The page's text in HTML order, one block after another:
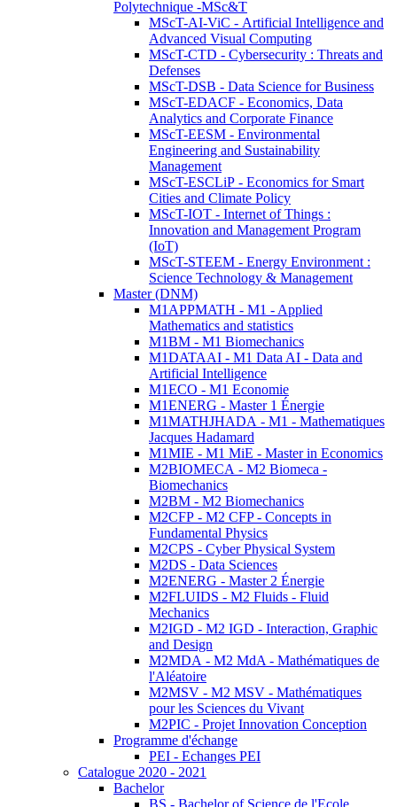
Polytechnique -MSc&T
MScT-AI-ViC - Artificial Intelligence and
Advanced Visual Computing
MScT-CTD - Cybersecurity : Threats and
Defenses
MScT-DSB - Data Science for Business
MScT-EDACF - Economics, Data
Analytics and Corporate Finance
MScT-EESM - Environmental
Engineering and Sustainability
Management
MScT-ESCLiP - Economics for Smart
Cities and Climate Policy
MScT-IOT - Internet of Things :
Innovation and Management Program
(IoT)
MScT-STEEM - Energy Environment :
Science Technology & Management
Master (DNM)
M1APPMATH - M1 - Applied
Mathematics and statistics
M1BM - M1 Biomechanics
M1DATAAI - M1 Data AI - Data and
Artificial Intelligence
M1ECO - M1 Economie
M1ENERG - Master 1 Énergie
M1MATHJHADA - M1 - Mathematiques
Jacques Hadamard
M1MIE - M1 MiE - Master in Economics
M2BIOMECA - M2 Biomeca -
Biomechanics
M2BM - M2 Biomechanics
M2CFP - M2 CFP - Concepts in
Fundamental Physics
M2CPS - Cyber Physical System
M2DS - Data Sciences
M2ENERG - Master 2 Énergie
M2FLUIDS - M2 Fluids - Fluid
Mechanics
M2IGD - M2 IGD - Interaction, Graphic
and Design
M2MDA - M2 MdA - Mathématiques de
l'Aléatoire
M2MSV - M2 MSV - Mathématiques
pour les Sciences du Vivant
M2PIC - Projet Innovation Conception
Programme d'échange
PEI - Echanges PEI
Catalogue 2020 - 2021
Bachelor
BS - Bachelor of Science de l'Ecole